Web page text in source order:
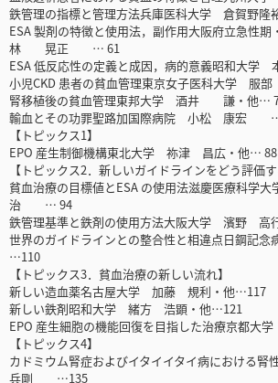
鉄管理の指標と管理方法兵庫医科大学 倉賀
ESA 製剤の特徴と使用法，副作用大阪府立急性
林 晃正 … 61
ESA 低反応性の定義と成因，病的意義昭和
小児CKD 患者の貧血管理東京女子医科大学 服
腎移植後の貧血管理東邦大学 酒井 謙・他…
輸血とその功罪聖路加国際病院 小松 康宏
【トピックス1】
EPO 産生制御機構東北大学 祢津 昌広・他… 88
【トピックス2．新しいガイドラインをどう評価す
貧血治療の目標値とESA の使用法滋慶医療科
治 … 94
鉄管理基準と鉄剤の使用方法大阪大学 濱野
世界のガイドラインとの整合性と相違点日鋼
…110
【トピックス3．貧血治療の新しい流れ】
新しい造血薬名古屋大学 加藤 規利・他…117
新しい鉄剤昭和大学 緒方 浩顕・他…121
EPO 産生細胞の機能回復を目指した治療京都
【トピックス4】
カドミウム腎症およびイタイイタイ病における
兵剛 …135